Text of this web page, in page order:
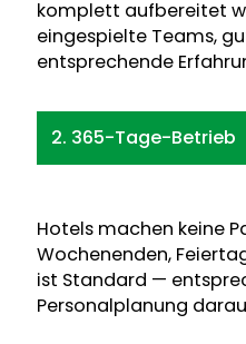
komplett aufbereitet
eingespielte Teams,
entsprechende
2. 365-Tage-Betrieb
Hotels machen keine
Wochenenden,
ist Standard —
Personalplanung